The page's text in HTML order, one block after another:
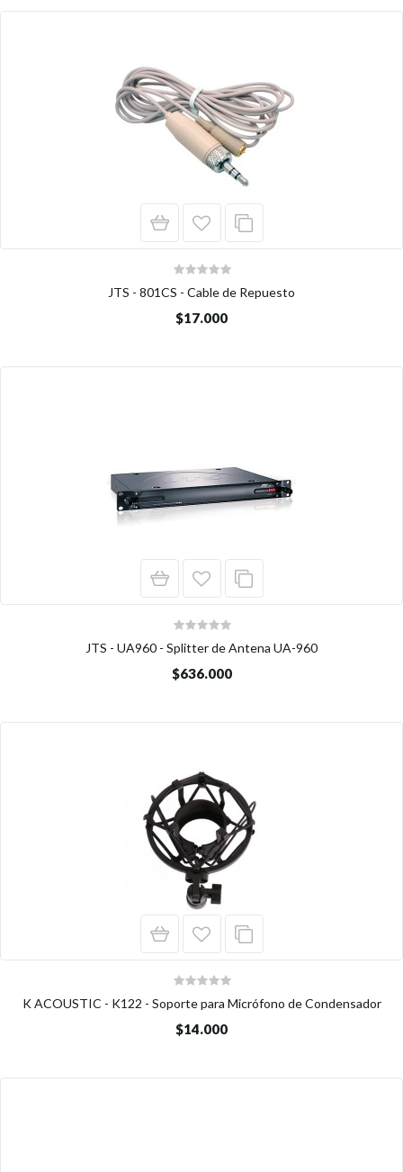
JTS - 801CS - Cable de Repuesto
$17.000
JTS - UA960 - Splitter de Antena UA-960
$636.000
K ACOUSTIC - K122 - Soporte para Micrófono de Condensador
$14.000